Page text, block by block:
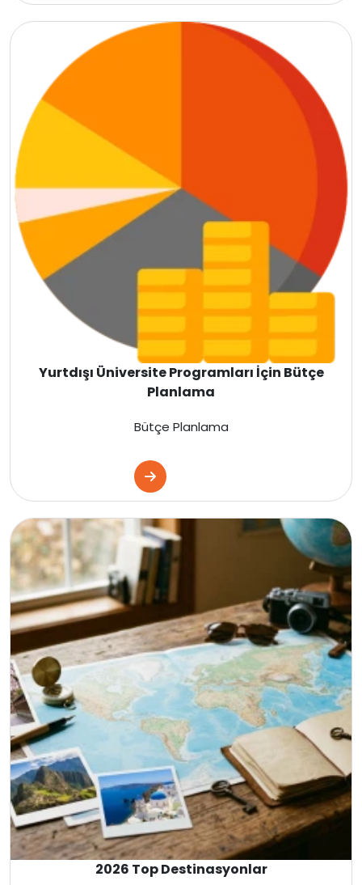
İspanya
Almanya
Çin
Gürcistan
Litvanya
İtalya
Fransa
İspanya
Malta
İrlanda
Avustralya
Almanya
Amerika
İngiltere
Yurtdışı Üniversite Programları İçin Bütçe
Planlama
Bütçe Planlama
2026 Top Destinasyonlar